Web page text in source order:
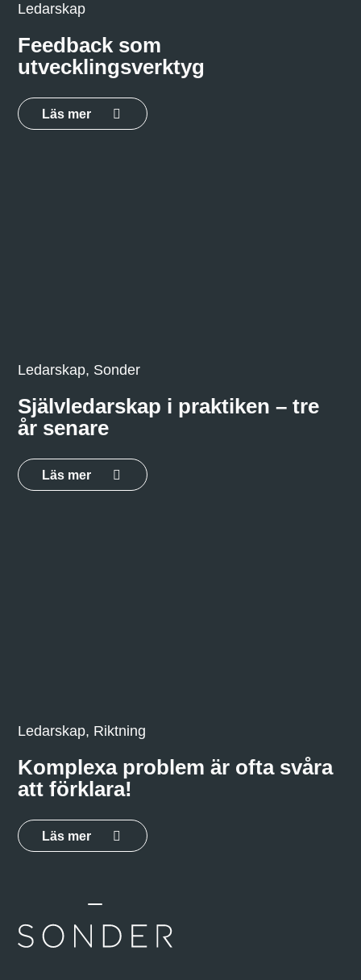
Ledarskap
Feedback som
utvecklingsverktyg
Läs mer
Ledarskap, Sonder
Självledarskap i praktiken – tre
år senare
Läs mer
Ledarskap, Riktning
Komplexa problem är ofta svåra
att förklara!
Läs mer